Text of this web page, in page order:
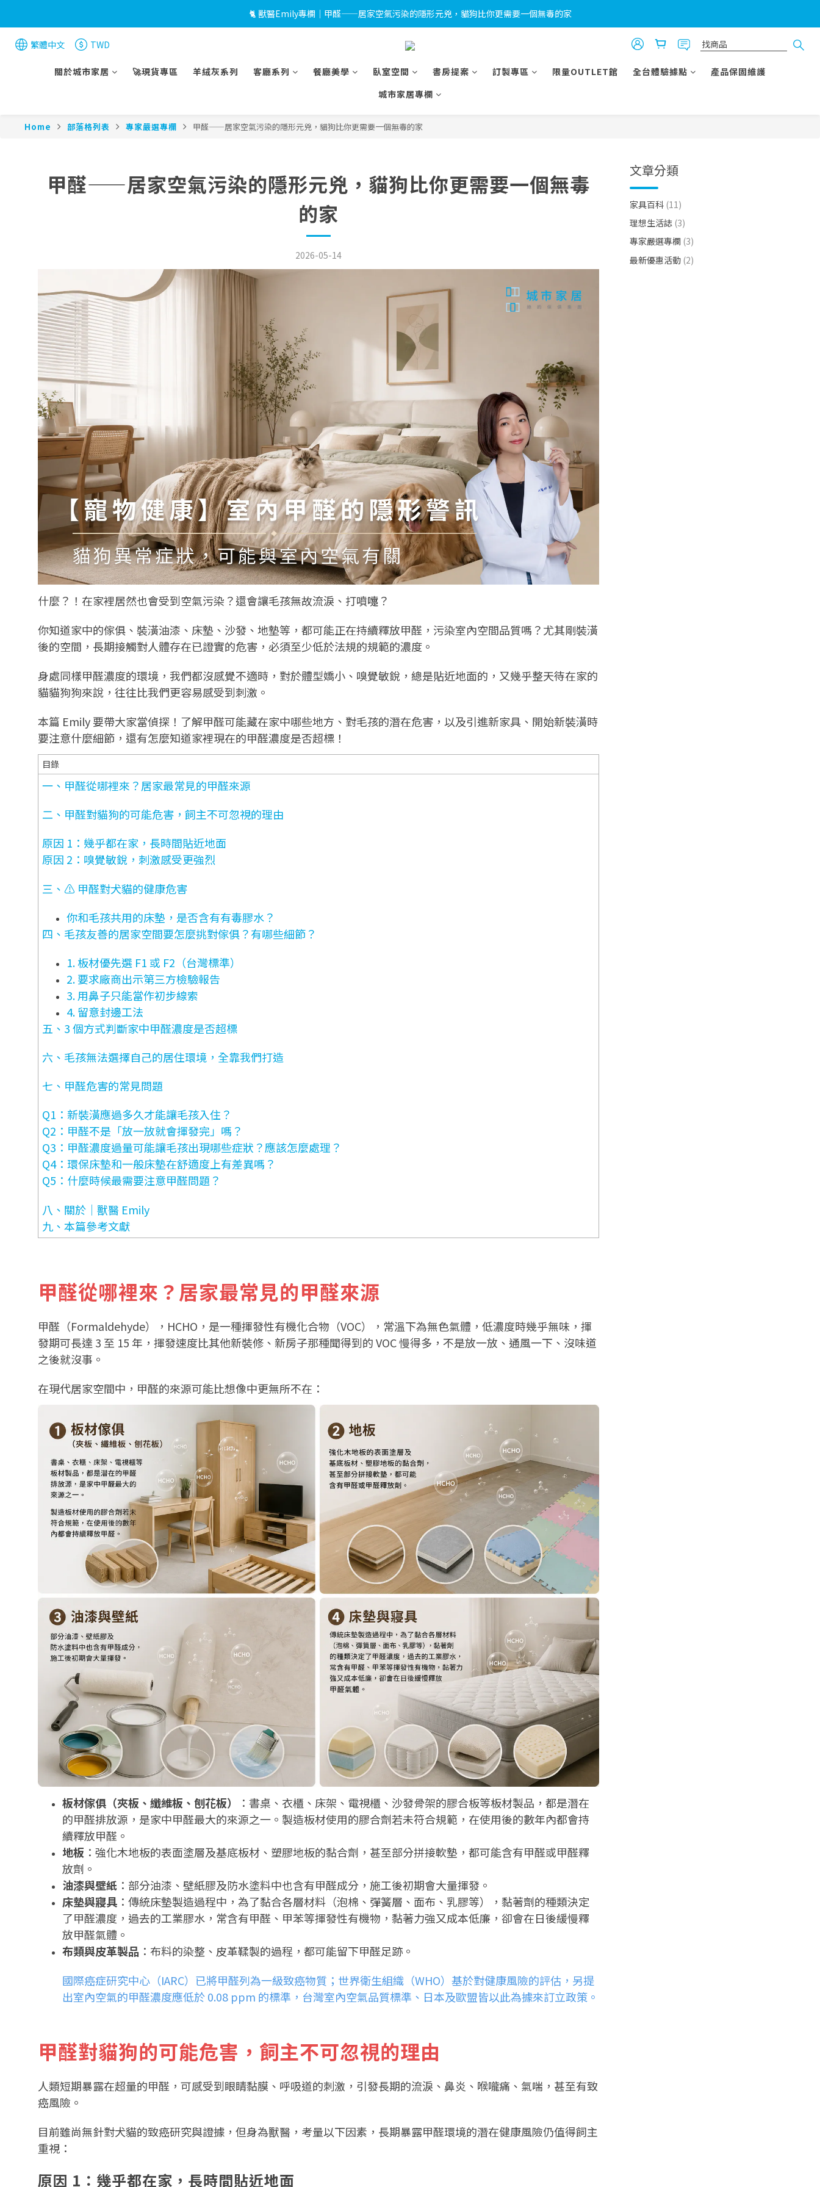
🎉LINE 加入好友＋會員註冊禮｜完成綁定即送 $500 折價券及限量小燈箱！
🐈 獸醫Emily專欄｜甲醛——居家空氣污染的隱形元兇，貓狗比你更需要一個無毒的家
🎉LINE 加入好友＋會員註冊禮｜完成綁定即送 $500 折價券及限量小燈箱！
繁體中文 TWD
關於城市家居 🚀現貨專區 羊絨灰系列 客廳系列 餐廳美學 臥室空間 書房提案 訂製專區 限量OUTLET館 全台體驗據點
產品保固維護
城市家居專欄
Home 部落格列表 專家嚴選專欄 甲醛——居家空氣污染的隱形元兇，貓狗比你更需要一個無毒的家
甲醛——居家空氣污染的隱形元兇，貓狗比你更需要一個無毒
的家
2026-05-14
什麼？！在家裡居然也會受到空氣污染？還會讓毛孩無故流淚、打噴嚏？
你知道家中的傢俱、裝潢油漆、床墊、沙發、地墊等，都可能正在持續釋放甲醛，污染室內空間品質嗎？尤其剛裝潢
後的空間，長期接觸對人體存在已證實的危害，必須至少低於法規的規範的濃度。
身處同樣甲醛濃度的環境，我們都沒感覺不適時，對於體型嬌小、嗅覺敏銳，總是貼近地面的，又幾乎整天待在家的
貓貓狗狗來說，往往比我們更容易感受到刺激。
本篇 Emily 要帶大家當偵探！了解甲醛可能藏在家中哪些地方、對毛孩的潛在危害，以及引進新家具、開始新裝潢時
要注意什麼細節，還有怎麼知道家裡現在的甲醛濃度是否超標！
目錄
一、甲醛從哪裡來？居家最常見的甲醛來源
二、甲醛對貓狗的可能危害，飼主不可忽視的理由
原因 1：幾乎都在家，長時間貼近地面
原因 2：嗅覺敏銳，刺激感受更強烈
三、⚠️ 甲醛對犬貓的健康危害
你和毛孩共用的床墊，是否含有有毒膠水？
四、毛孩友善的居家空間要怎麼挑對傢俱？有哪些細節？
1. 板材優先選 F1 或 F2（台灣標準）
2. 要求廠商出示第三方檢驗報告
3. 用鼻子只能當作初步線索
4. 留意封邊工法
五、 3 個方式判斷家中甲醛濃度是否超標
六、 毛孩無法選擇自己的居住環境，全靠我們打造
七、甲醛危害的常見問題
Q1：新裝潢應過多久才能讓毛孩入住？
Q2：甲醛不是「放一放就會揮發完」嗎？
Q3：甲醛濃度過量可能讓毛孩出現哪些症狀？應該怎麼處理？
Q4：環保床墊和一般床墊在舒適度上有差異嗎？
Q5：什麼時候最需要注意甲醛問題？
八、關於｜獸醫 Emily
九、本篇參考文獻
甲醛從哪裡來？居家最常見的甲醛來源
甲醛（Formaldehyde），HCHO，是一種揮發性有機化合物（VOC），常溫下為無色氣體，低濃度時幾乎無味，揮
發期可長達 3 至 15 年，揮發速度比其他新裝修、新房子那種聞得到的 VOC 慢得多，不是放一放、通風一下、沒味道
之後就沒事。
在現代居家空間中，甲醛的來源可能比想像中更無所不在：
板材傢俱（夾板、纖維板、刨花板）
：書桌、衣櫃、床架、電視櫃、沙發骨架的膠合板等板材製品，都是潛在
的甲醛排放源，是家中甲醛最大的來源之一。製造板材使用的膠合劑若未符合規範，在使用後的數年內都會持
續釋放甲醛。
地板 ：強化木地板的表面塗層及基底板材、塑膠地板的黏合劑，甚至部分拼接軟墊，都可能含有甲醛或甲醛釋
放劑。
油漆與壁紙 ：部分油漆、壁紙膠及防水塗料中也含有甲醛成分，施工後初期會大量揮發。
床墊與寢具 ：傳統床墊製造過程中，為了黏合各層材料（泡棉、彈簧層、面布、乳膠等），黏著劑的種類決定
了甲醛濃度，過去的工業膠水，常含有甲醛、甲苯等揮發性有機物，黏著力強又成本低廉，卻會在日後緩慢釋
放甲醛氣體。
布類與皮革製品 ：布料的染整、皮革鞣製的過程，都可能留下甲醛足跡。
國際癌症研究中心（IARC）已將甲醛列為一級致癌物質；世界衛生組織（WHO）基於對健康風險的評估，另提
出室內空氣的甲醛濃度應低於 0.08 ppm 的標準，台灣室內空氣品質標準、日本及歐盟皆以此為據來訂立政策。
甲醛對貓狗的可能危害，飼主不可忽視的理由
人類短期暴露在超量的甲醛，可感受到眼睛黏膜、呼吸道的刺激，引發長期的流淚、鼻炎、喉嚨痛、氣喘，甚至有致
癌風險。
目前雖尚無針對犬貓的致癌研究與證據，但身為獸醫，考量以下因素，長期暴露甲醛環境的潛在健康風險仍值得飼主
重視：
原因 1：幾乎都在家，長時間貼近地面
文章分類
家具百科 (11)
理想生活誌 (3)
專家嚴選專欄 (3)
最新優惠活動 (2)